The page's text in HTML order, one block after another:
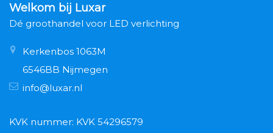
Welkom bij Luxar
Dé groothandel voor LED verlichting
Kerkenbos 1063M
6546BB Nijmegen
info@luxar.nl
KVK nummer: KVK 54296579